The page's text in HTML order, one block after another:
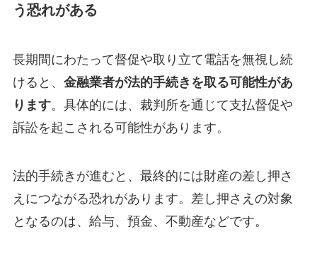
う恐れがある
長期間にわたって督促や取り立て電話を無視し続
けると、 金融業者が法的手続きを取る可能性があ
ります。具体的には、裁判所を通じて支払督促や
訴訟を起こされる可能性があります。
法的手続きが進むと、最終的には財産の差し押さ
えにつながる恐れがあります。差し押さえの対象
となるのは、給与、預金、不動産などです。